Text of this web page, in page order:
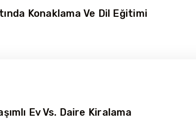
Konaklama Ve Dil Eğitimi
Ev Vs. Daire Kiralama